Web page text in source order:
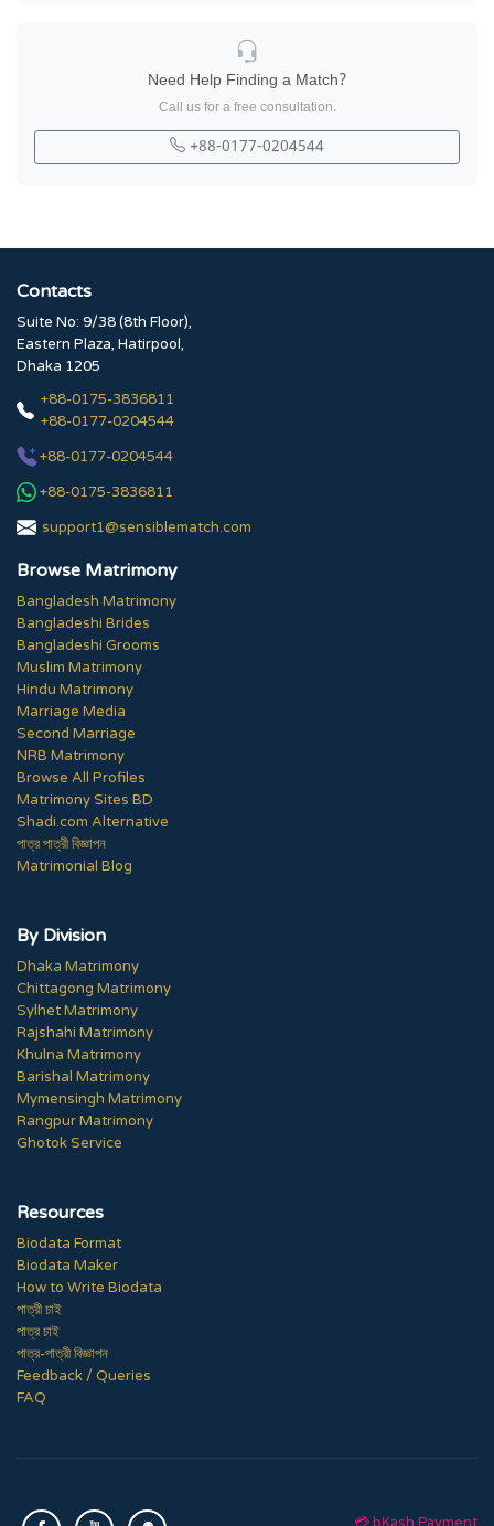
Need Help Finding a Match?
Call us for a free consultation.
+88-0177-0204544
Contacts
Suite No: 9/38 (8th Floor),
Eastern Plaza, Hatirpool,
Dhaka 1205
+88-0175-3836811
+88-0177-0204544
+88-0177-0204544
+88-0175-3836811
support1@sensiblematch.com
Browse Matrimony
Bangladesh Matrimony
Bangladeshi Brides
Bangladeshi Grooms
Muslim Matrimony
Hindu Matrimony
Marriage Media
Second Marriage
NRB Matrimony
Browse All Profiles
Matrimony Sites BD
Shadi.com Alternative
পাত্র পাত্রী বিজ্ঞাপন
Matrimonial Blog
By Division
Dhaka Matrimony
Chittagong Matrimony
Sylhet Matrimony
Rajshahi Matrimony
Khulna Matrimony
Barishal Matrimony
Mymensingh Matrimony
Rangpur Matrimony
Ghotok Service
Resources
Biodata Format
Biodata Maker
How to Write Biodata
পাত্রী চাই
পাত্র চাই
পাত্র-পাত্রী বিজ্ঞাপন
Feedback / Queries
FAQ